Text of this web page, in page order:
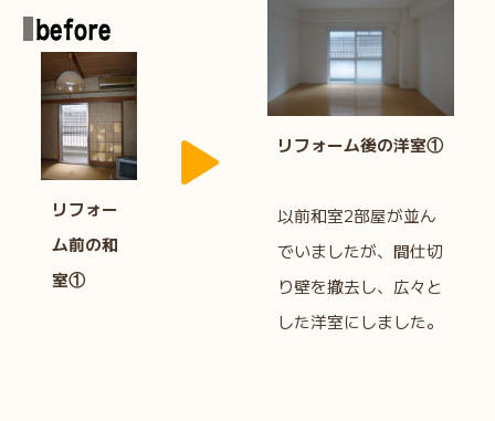
リフォー
ム前の和
室①
リフォーム後の洋室①
以前和室2部屋が並ん
でいましたが、間仕切
り壁を撤去し、広々と
した洋室にしました。